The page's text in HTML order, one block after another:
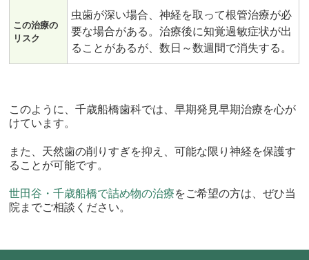
この治療の
リスク
虫歯が深い場合、神経を取って根管治療が必
要な場合がある。治療後に知覚過敏症状が出
ることがあるが、数日～数週間で消失する。
このように、千歳船橋歯科では、早期発見早期治療を心が
けています。
また、天然歯の削りすぎを抑え、可能な限り神経を保護す
ることが可能です。
世田谷・千歳船橋で詰め物の治療をご希望の方は、ぜひ当
院までご相談ください。